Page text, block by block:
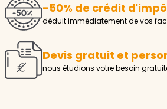
Handicaps
-50% de crédit
déduit immédiatement de vos
Devis gratuit et
nous étudions votre besoin